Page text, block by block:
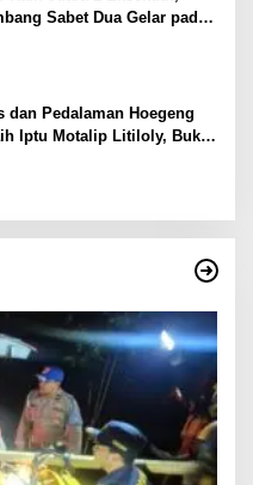
Sabet Dua Gelar pada
dan Pedalaman Hoegeng
Iptu Motalip Litiloly, Bukti